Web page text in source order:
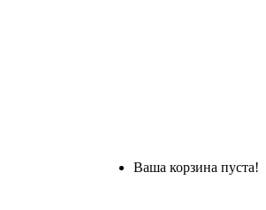
Ваша корзина пуста!